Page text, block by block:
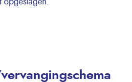
opgeslagen.